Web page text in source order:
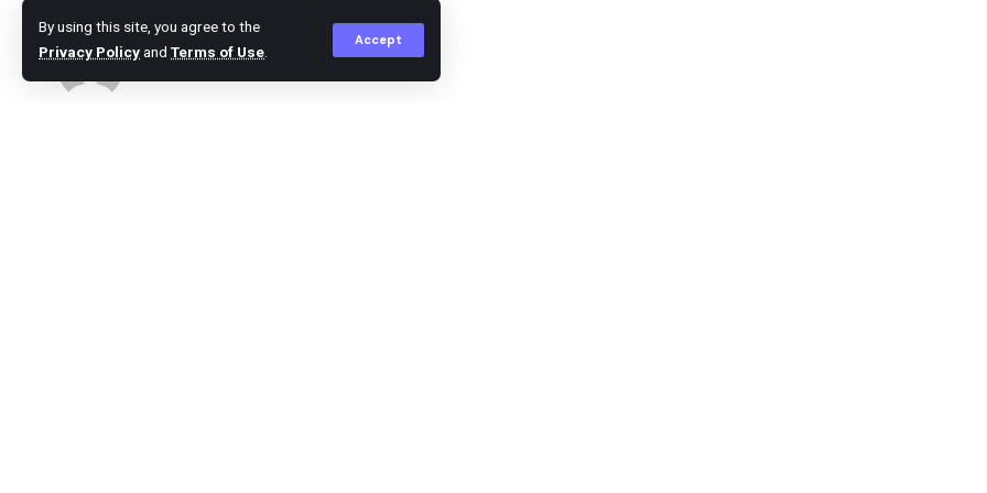
By using this site, you agree to the
Privacy Policyand Terms of Use
Accept
Agus Leo Published March 25, 2024